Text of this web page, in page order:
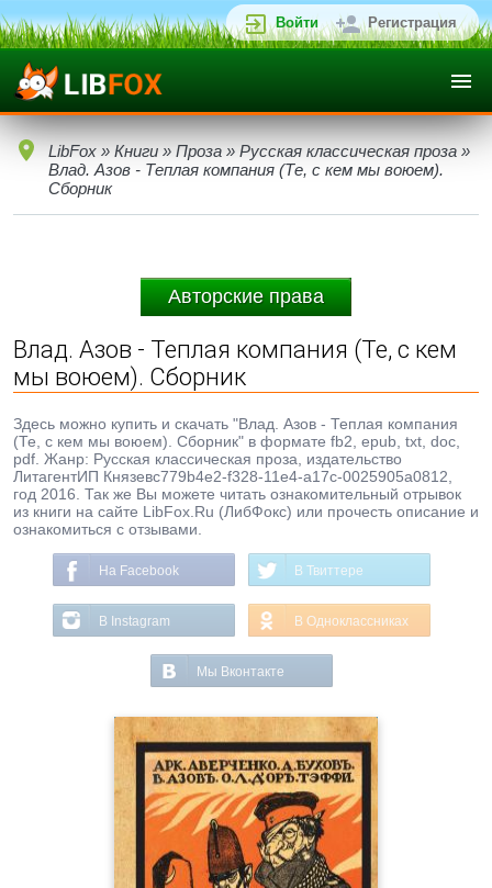
Войти Регистрация
LibFox » Книги » Проза » Русская классическая проза »
Влад. Азов - Теплая компания (Те, с кем мы воюем).
Сборник
Авторские права
Влад. Азов - Теплая компания (Те, с кем
мы воюем). Сборник
Здесь можно купить и скачать "Влад. Азов - Теплая компания
(Те, с кем мы воюем). Сборник" в формате fb2, epub, txt, doc,
pdf. Жанр: Русская классическая проза, издательство
ЛитагентИП Князевc779b4e2-f328-11e4-a17c-0025905a0812,
год 2016. Так же Вы можете читать ознакомительный отрывок
из книги на сайте LibFox.Ru (ЛибФокс) или прочесть описание и
ознакомиться с отзывами.
На Facebook В Твиттере
В Instagram В Одноклассниках
Мы Вконтакте